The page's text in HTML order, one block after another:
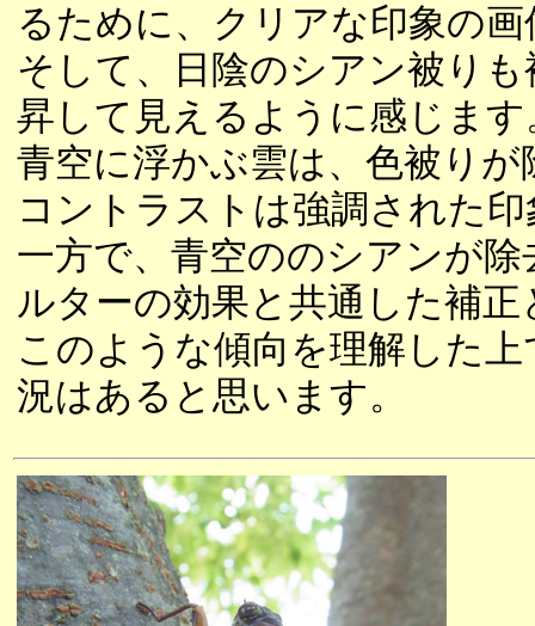
るために、クリアな印象の
そして、日陰のシアン被り
昇して見えるように感じます
青空に浮かぶ雲は、色被り
コントラストは強調された
一方で、青空ののシアンが
ルターの効果と共通した補
このような傾向を理解した
況はあると思います。